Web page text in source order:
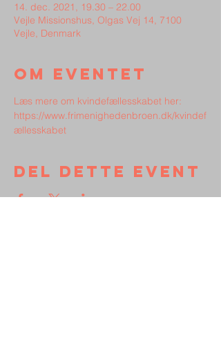
14. dec. 2021, 19.30 – 22.00
Vejle Missionshus, Olgas Vej 14, 7100
Vejle, Denmark
Om eventet
Læs mere om kvindefællesskabet her:
https://www.frimenighedenbroen.dk/kvindef
ællesskabet
Del dette event